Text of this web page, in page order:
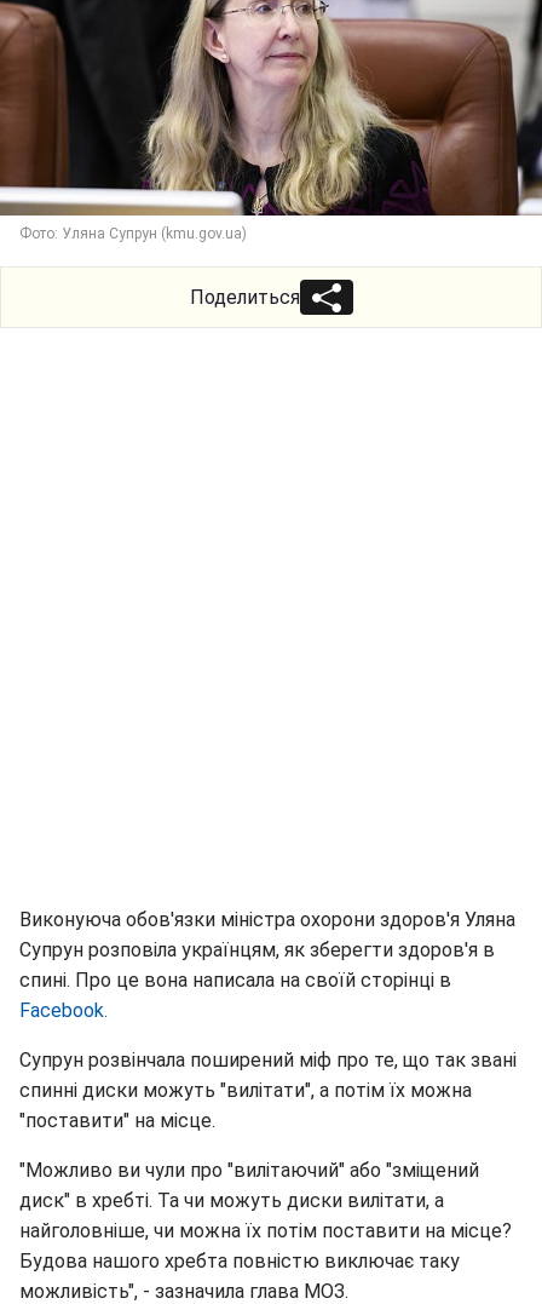
Фото: Уляна Супрун (kmu.gov.ua)
Поделиться
Виконуюча обов'язки міністра охорони здоров'я Уляна
Супрун розповіла українцям, як зберегти здоров'я в
спині. Про це вона написала на своїй сторінці в
Facebook.
Супрун розвінчала поширений міф про те, що так звані
спинні диски можуть "вилітати", а потім їх можна
"поставити" на місце.
"Можливо ви чули про "вилітаючий" або "зміщений
диск" в хребті. Та чи можуть диски вилітати, а
найголовніше, чи можна їх потім поставити на місце?
Будова нашого хребта повністю виключає таку
можливість", - зазначила глава МОЗ.